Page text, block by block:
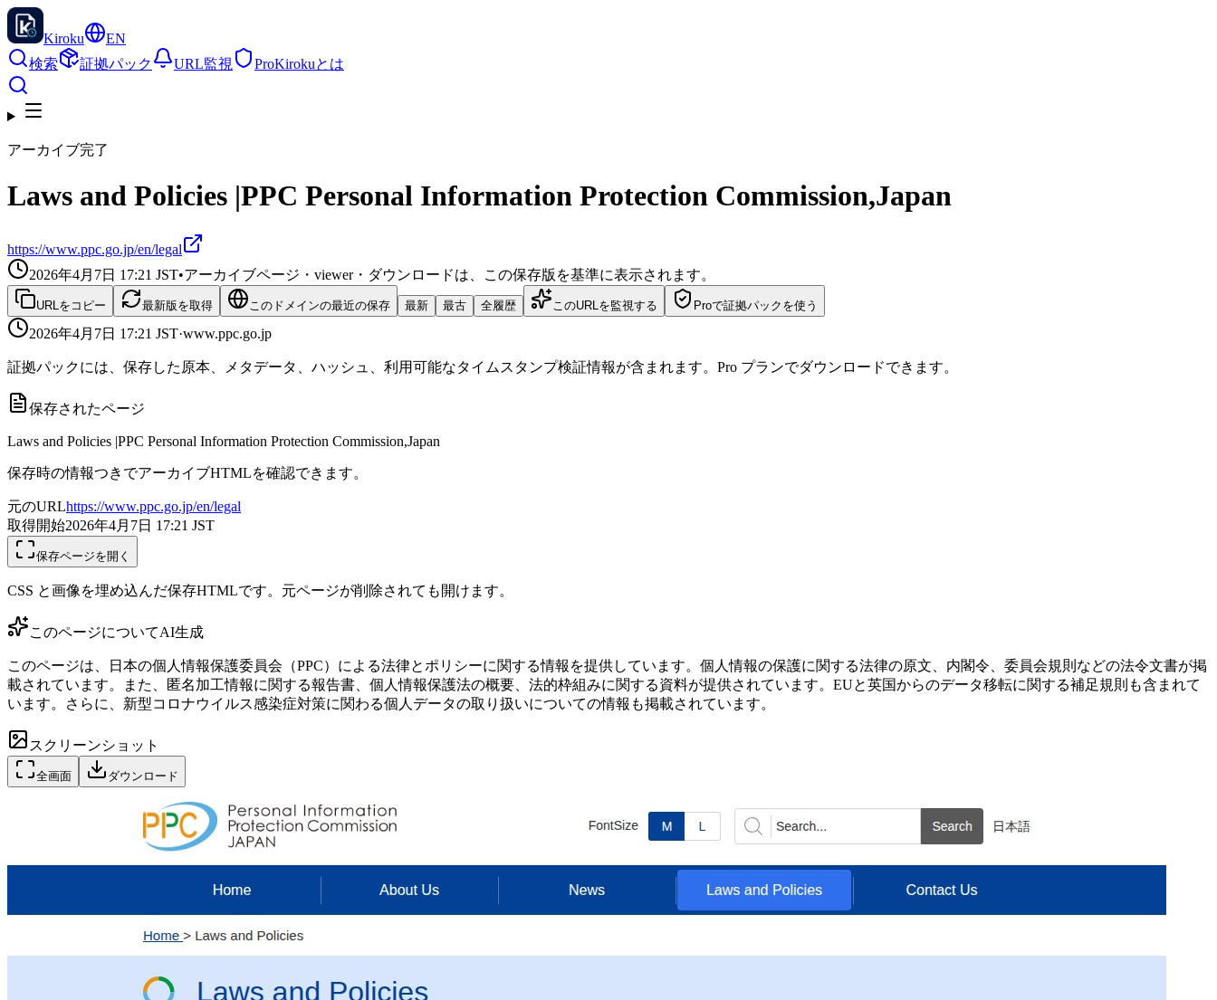
Kiroku
EN
検索
証拠パック URL監視 ProKirokuとは
アーカイブ完了
Laws and Policies |PPC Personal Information Protection Commission,Japan
https://www.ppc.go.jp/en/legal
2026年4月7日 17:21 JST•アーカイブページ・viewer・ダウンロードは、この保存版を基準に表示されます。
URLをコピー 最新版を取得 このドメインの最近の保存 最新 最古 全履歴 このURLを監視する Proで証拠パックを使う
2026年4月7日 17:21 JST·www.ppc.go.jp
証拠パックには、保存した原本、メタデータ、ハッシュ、利用可能なタイムスタンプ検証情報が含まれます。Pro プランでダウンロードできます。
保存されたページ
Laws and Policies |PPC Personal Information Protection Commission,Japan
保存時の情報つきでアーカイブHTMLを確認できます。
元のURLhttps://www.ppc.go.jp/en/legal
取得開始2026年4月7日 17:21 JST
保存ページを開く
CSS と画像を埋め込んだ保存HTMLです。元ページが削除されても開けます。
このページについてAI生成
このページは、日本の個人情報保護委員会（PPC）による法律とポリシーに関する情報を提供しています。個人情報の保護に関する法律の原文、内閣令、委員会規則などの法令文書が掲
載されています。また、匿名加工情報に関する報告書、個人情報保護法の概要、法的枠組みに関する資料が提供されています。EUと英国からのデータ移転に関する補足規則も含まれて
います。さらに、新型コロナウイルス感染症対策に関わる個人データの取り扱いについての情報も掲載されています。
スクリーンショット
全画面 ダウンロード